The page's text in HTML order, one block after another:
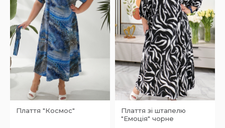
Плаття "Космос"
Плаття зі штапелю
"Емоція" чорне